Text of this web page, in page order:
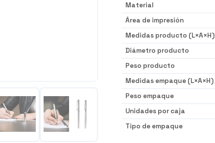
Material
Área de impresión
Medidas producto (L×A×H)
Diámetro producto
Peso producto
Medidas empaque (L×A×H)
Peso empaque
Unidades por caja
Tipo de empaque